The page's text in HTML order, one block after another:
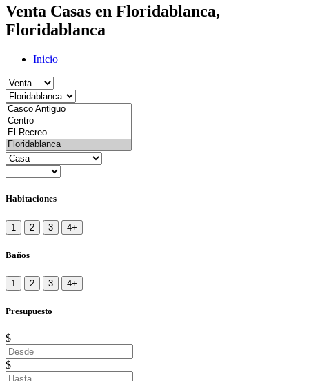
Venta Casas en Floridablanca,
Floridablanca
Inicio
Habitaciones
1 2 3 4+
Baños
1 2 3 4+
Presupuesto
$
$